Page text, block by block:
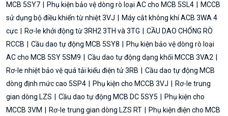
MCB 5SY7
Phụ kiện bảo vệ dòng rò loại AC cho MCB 5SL4
MCCB
sử dụng bộ điều khiển từ nhiệt 3VJ
Máy cắt không khí ACB 3WA 4
cực
Rơ-le khởi động từ 3RH2 3TH và 3TG
CẦU DAO CHỐNG RÒ
RCCB
Cầu dao tự động MCB 5SY8
Phụ kiện bảo vệ dòng rò loại
AC cho MCB 5SY 5SM9
Cầu dao tự động dạng khối MCCB 3VA2
Rơ-le nhiệt bảo vệ quá tải kiểu điện tử 3RB
Cầu dao tự động MCB
dòng định mức cao 5SP4
Phụ kiện cho MCCB 3VJ
Rơ-le trung
gian dòng LZS
Cầu dao tự động MCB DC 5SY5
Phụ kiện cho
MCCB 3VM
Rơ-le trung gian dòng LZS RT
Phụ kiện điện cho MCB